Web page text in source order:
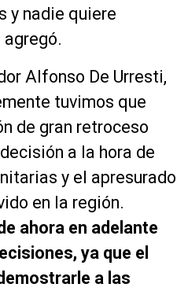
y nadie quiere
Alfonso De Urresti,
tuvimos que
de gran retroceso
a la hora de
y el apresurado
en la región.
ahora en adelante
ya que el
a las